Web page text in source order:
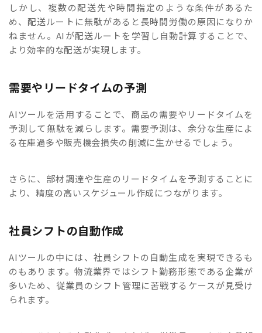
しかし、複数の配送先や時間指定のような条件があるた
め、配送ルートに無駄があると長時間労働の原因になりか
ねません。AIが配送ルートを学習し自動計算することで、
より効率的な配送が実現します。
需要やリードタイムの予測
AIツールを活用することで、商品の需要やリードタイムを
予測して無駄を減らします。需要予測は、余分な生産によ
る在庫過多や販売機会損失の削減に生かせるでしょう。
さらに、部材調達や生産のリードタイムを予測することに
より、精度の高いスケジュール作成につながります。
社員シフトの自動作成
AIツールの中には、社員シフトの自動生成を実現できるも
のもあります。物流業界ではシフト勤務形態である企業が
多いため、従業員のシフト管理に苦戦するケースが見受け
られます。